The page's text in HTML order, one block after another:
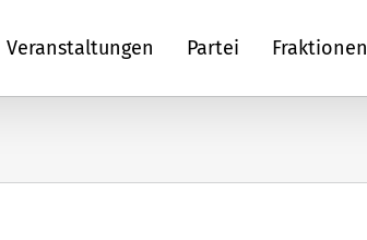
Veranstaltungen Partei Fraktionen